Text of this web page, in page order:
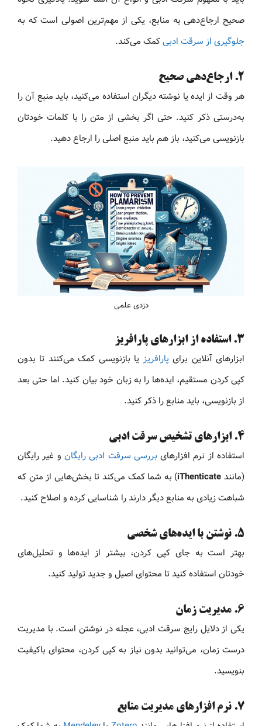
صحیح ارجاع‌دهی به منابع، یکی از مهم‌ترین اصولی است که به
جلوگیری از سرقت ادبیکمک می‌کند.
۲. ارجاع‌دهی صحیح
هر وقت از ایده یا نوشته دیگران استفاده می‌کنید، باید منبع آن را
به‌درستی ذکر کنید. حتی اگر بخشی از متن را با کلمات خودتان
بازنویسی می‌کنید، باز هم باید منبع اصلی را ارجاع دهید.
دزدی علمی
۳. استفاده از ابزارهای پارافریز
ابزارهای آنلاین برای پارافریز یا بازنویسی کمک می‌کنند تا بدون
کپی کردن مستقیم، ایده‌ها را به زبان خود بیان کنید. اما حتی بعد
از بازنویسی، باید منابع را ذکر کنید.
۴. ابزارهای تشخیص سرقت ادبی
استفاده از نرم افزارهای بررسی سرقت ادبی رایگان و غیر رایگان
(مانند iThenticate) به شما کمک می‌کند تا بخش‌هایی از متن که
شباهت زیادی به منابع دیگر دارند را شناسایی کرده و اصلاح کنید.
۵. نوشتن با ایده‌های شخصی
بهتر است به جای کپی کردن، بیشتر از ایده‌ها و تحلیل‌های
خودتان استفاده کنید تا محتوای اصیل و جدید تولید کنید.
۶. مدیریت زمان
یکی از دلایل رایج سرقت ادبی، عجله در نوشتن است. با مدیریت
درست زمان، می‌توانید بدون نیاز به کپی کردن، محتوای باکیفیت
بنویسید.
۷. نرم افزارهای مدیریت منابع